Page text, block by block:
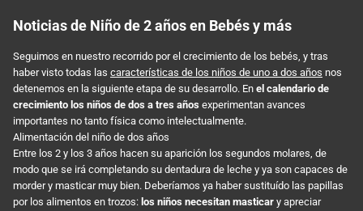
Noticias de Niño de 2 años en Bebés y más
Seguimos en nuestro recorrido por el crecimiento de los bebés, y tras
haber visto todas las características de los niños de uno a dos años nos
detenemos en la siguiente etapa de su desarrollo. En el calendario de
crecimiento los niños de dos a tres años experimentan avances
importantes no tanto física como intelectualmente.
Alimentación del niño de dos años
Entre los 2 y los 3 años hacen su aparición los segundos molares, de
modo que se irá completando su dentadura de leche y ya son capaces de
morder y masticar muy bien. Deberíamos ya haber sustituído las papillas
por los alimentos en trozos: los niños necesitan masticar y apreciar